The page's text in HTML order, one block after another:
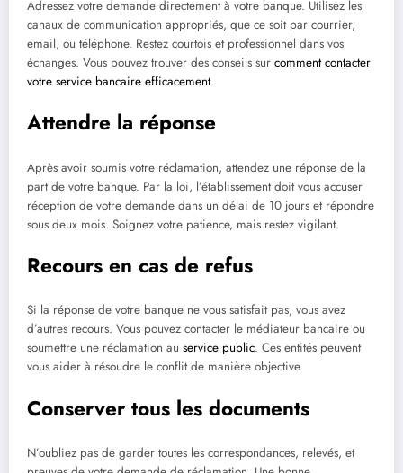
Adressez votre demande directement à votre banque. Utilisez les
canaux de communication appropriés, que ce soit par courrier,
email, ou téléphone. Restez courtois et professionnel dans vos
échanges. Vous pouvez trouver des conseils sur comment contacter
votre service bancaire efficacement.
Attendre la réponse
Après avoir soumis votre réclamation, attendez une réponse de la
part de votre banque. Par la loi, l’établissement doit vous accuser
réception de votre demande dans un délai de 10 jours et répondre
sous deux mois. Soignez votre patience, mais restez vigilant.
Recours en cas de refus
Si la réponse de votre banque ne vous satisfait pas, vous avez
d’autres recours. Vous pouvez contacter le médiateur bancaire ou
soumettre une réclamation au service public. Ces entités peuvent
vous aider à résoudre le conflit de manière objective.
Conserver tous les documents
N’oubliez pas de garder toutes les correspondances, relevés, et